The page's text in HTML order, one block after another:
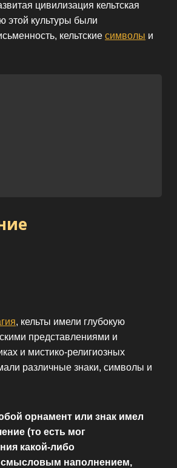
цивилизация кельтская
этой культуры были
кельтские символы и
, кельты имели глубокую
представлениями и
и мистико-религиозных
различные знаки, символы и
орнамент или знак имел
(то есть мог
какой-либо
смысловым наполнением,